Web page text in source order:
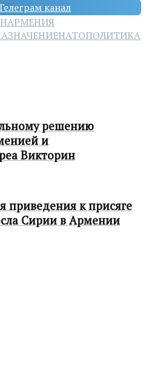
канал
АРМЕНИЯ
НАТОПОЛИТИКА
решению
и
Викторин
приведения к присяге
Сирии в Армении